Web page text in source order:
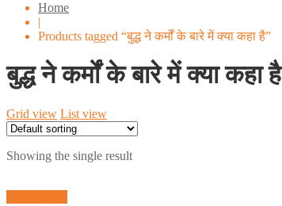
Home
|
Products tagged “बुद्ध ने कर्मों के बारे में क्या कहा है”
बुद्ध ने कर्मों के बारे में क्या कहा है
Grid view List view
Showing the single result